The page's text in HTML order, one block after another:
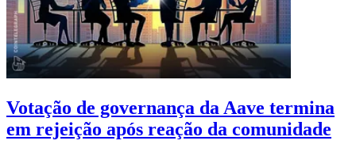
Votação de governança da Aave termina
em rejeição após reação da comunidade